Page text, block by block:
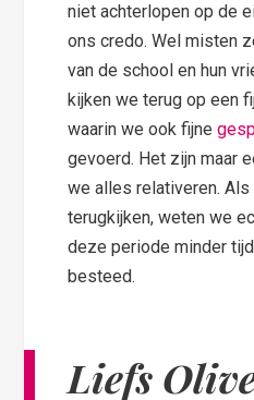
niet achterlopen op de
ons credo. Wel misten
van de school en hun
kijken we terug op een
waarin we ook fijne
gevoerd. Het zijn maar
we alles relativeren.
terugkijken, weten we
deze periode minder
besteed.
Liefs